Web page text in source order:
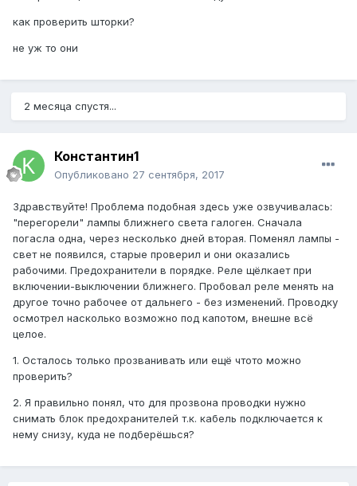
как проверить шторки?
не уж то они
2 месяца спустя...
Константин1
Опубликовано 27 сентября, 2017
Здравствуйте! Проблема подобная здесь уже озвучивалась:
"перегорели" лампы ближнего света галоген. Сначала
погасла одна, через несколько дней вторая. Поменял лампы -
свет не появился, старые проверил и они оказались
рабочими. Предохранители в порядке. Реле щёлкает при
включении-выключении ближнего. Пробовал реле менять на
другое точно рабочее от дальнего - без изменений. Проводку
осмотрел насколько возможно под капотом, внешне всё
целое.
1. Осталось только прозванивать или ещё чтото можно
проверить?
2. Я правильно понял, что для прозвона проводки нужно
снимать блок предохранителей т.к. кабель подключается к
нему снизу, куда не подберёшься?